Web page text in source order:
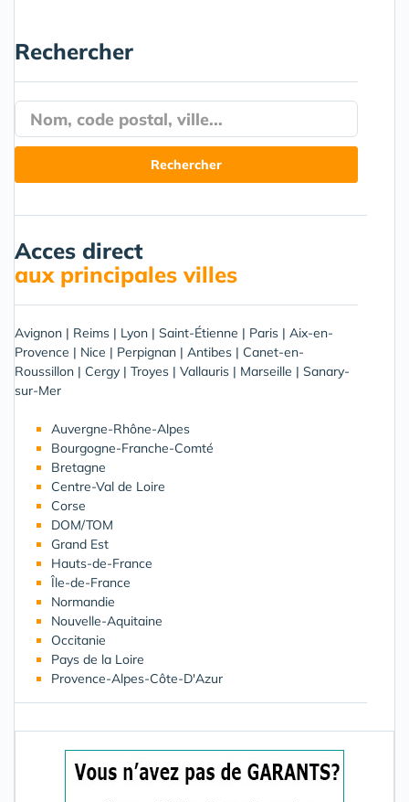
Rechercher
Acces direct
aux principales villes
Avignon | Reims | Lyon | Saint-Étienne | Paris | Aix-en-
Provence | Nice | Perpignan | Antibes | Canet-en-
Roussillon | Cergy | Troyes | Vallauris | Marseille | Sanary-
sur-Mer
Auvergne-Rhône-Alpes
Bourgogne-Franche-Comté
Bretagne
Centre-Val de Loire
Corse
DOM/TOM
Grand Est
Hauts-de-France
Île-de-France
Normandie
Nouvelle-Aquitaine
Occitanie
Pays de la Loire
Provence-Alpes-Côte-D'Azur